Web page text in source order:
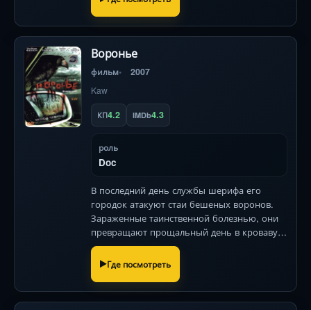
Воронье
фильм 2007
Kaw
КП4.2 IMDb4.3
роль
Doc
В последний день службы шерифа его
городок атакуют стаи бешеных воронов.
Зараженные таинственной болезнью, они
превращают прощальный день в кровавую
битву за выживание .
Где посмотреть